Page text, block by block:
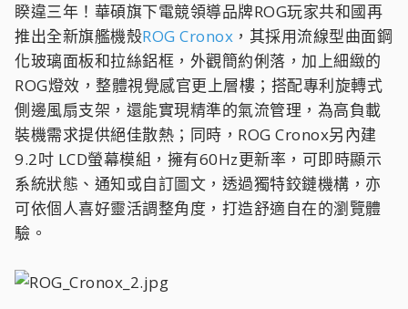
睽違三年！華碩旗下電競領導品牌ROG玩家共和國再
推出全新旗艦機殼ROG Cronox ，其採用流線型曲面鋼
化玻璃面板和拉絲鋁框，外觀簡約俐落，加上細緻的
ROG燈效，整體視覺感官更上層樓；搭配專利旋轉式
側邊風扇支架，還能實現精準的氣流管理，為高負載
裝機需求提供絕佳散熱；同時，ROG Cronox另內建
9.2吋 LCD螢幕模組，擁有60Hz更新率，可即時顯示
系統狀態、通知或自訂圖文，透過獨特鉸鏈機構，亦
可依個人喜好靈活調整角度，打造舒適自在的瀏覽體
驗。